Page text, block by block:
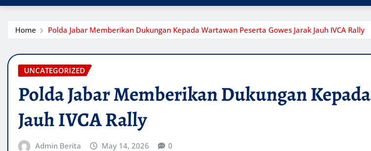
Home Polda Jabar Memberikan Dukungan Kepada Wartawan Peserta Gowes Jarak Jauh IVCA Rally
UNCATEGORIZED
Polda Jabar Memberikan Dukungan
Jauh IVCA Rally
Admin Berita May 14, 2026 0